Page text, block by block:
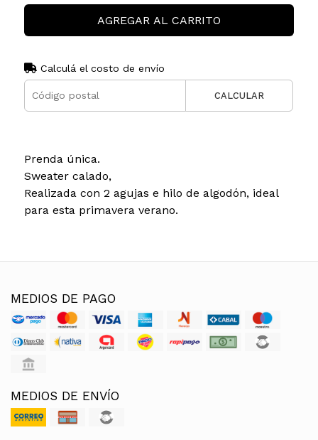
AGREGAR AL CARRITO
Calculá el costo de envío
CALCULAR
Prenda única.
Sweater calado,
Realizada con 2 agujas e hilo de algodón, ideal
para esta primavera verano.
MEDIOS DE PAGO
MEDIOS DE ENVÍO